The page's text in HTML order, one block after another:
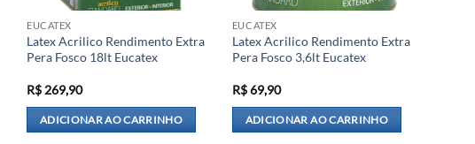
EUCATEX
Latex Acrilico Rendimento Extra
Pera Fosco 18lt Eucatex
R$ 269,90
ADICIONAR AO CARRINHO
EUCATEX
Latex Acrilico Rendimento Extra
Pera Fosco 3,6lt Eucatex
R$69,90
ADICIONAR AO CARRINHO